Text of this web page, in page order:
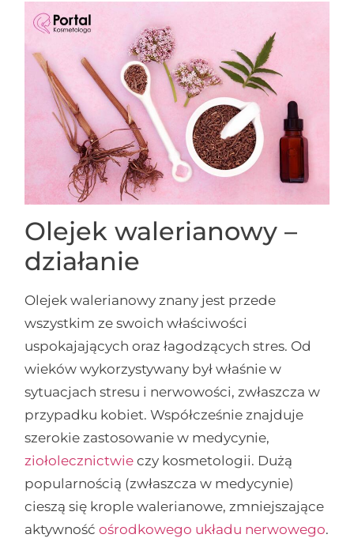
Olejek walerianowy –
działanie
Olejek walerianowy znany jest przede
wszystkim ze swoich właściwości
uspokajających oraz łagodzących stres. Od
wieków wykorzystywany był właśnie w
sytuacjach stresu i nerwowości, zwłaszcza w
przypadku kobiet. Współcześnie znajduje
szerokie zastosowanie w medycynie,
ziołolecznictwie czy kosmetologii. Dużą
popularnością (zwłaszcza w medycynie)
cieszą się krople walerianowe, zmniejszające
aktywnośćośrodkowego układu nerwowego.